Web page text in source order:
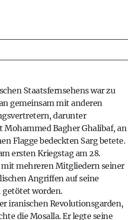
Staatsfernsehens war zu
gemeinsam mit anderen
darunter
Mohammed Bagher Ghalibaf, an
Flagge bedeckten Sarg betete.
ersten Kriegstag am 28.
mehreren Mitgliedern seiner
Angriffen auf seine
getötet worden.
iranischen Revolutionsgarden,
die Mosalla. Er legte seine